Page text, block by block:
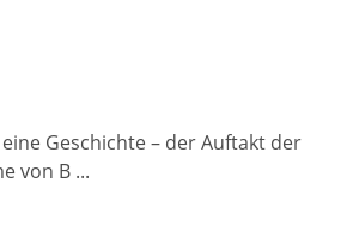
Geschichte – der Auftakt der
von B ...